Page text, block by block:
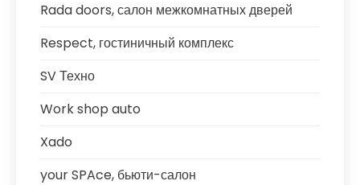
Rada doors, салон межкомнатных дверей
Respect, гостиничный комплекс
SV Техно
Work shop auto
Xado
your SPAce, бьюти-салон